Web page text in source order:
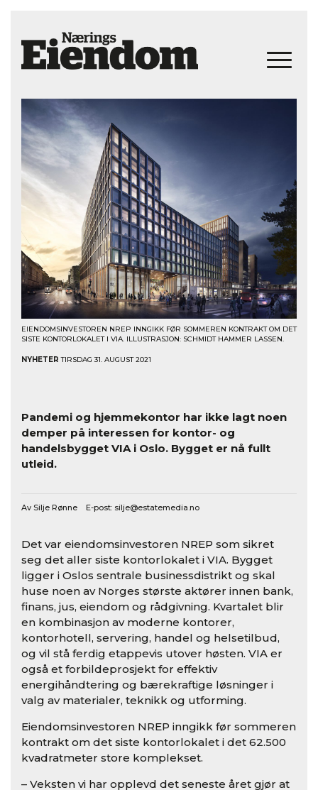
EIENDOMSINVESTOREN NREP INNGIKK FØR SOMMEREN KONTRAKT OM DET
SISTE KONTORLOKALET I VIA. ILLUSTRASJON: SCHMIDT HAMMER LASSEN.
NYHETER TIRSDAG 31. AUGUST 2021
Pandemi og hjemmekontor har ikke lagt noen
demper på interessen for kontor- og
handelsbygget VIA i Oslo. Bygget er nå fullt
utleid.
Av Silje Rønne E-post: silje@estatemedia.no
Det var eiendomsinvestoren NREP som sikret
seg det aller siste kontorlokalet i VIA. Bygget
ligger i Oslos sentrale businessdistrikt og skal
huse noen av Norges største aktører innen bank,
finans, jus, eiendom og rådgivning. Kvartalet blir
en kombinasjon av moderne kontorer,
kontorhotell, servering, handel og helsetilbud,
og vil stå ferdig etappevis utover høsten. VIA er
også et forbildeprosjekt for effektiv
energihåndtering og bærekraftige løsninger i
valg av materialer, teknikk og utforming.
Eiendomsinvestoren NREP inngikk før sommeren
kontrakt om det siste kontorlokalet i det 62.500
kvadratmeter store komplekset.
– Veksten vi har opplevd det seneste året gjør at